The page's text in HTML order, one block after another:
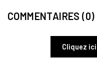
COMMENTAIRES (0)
Cliquez